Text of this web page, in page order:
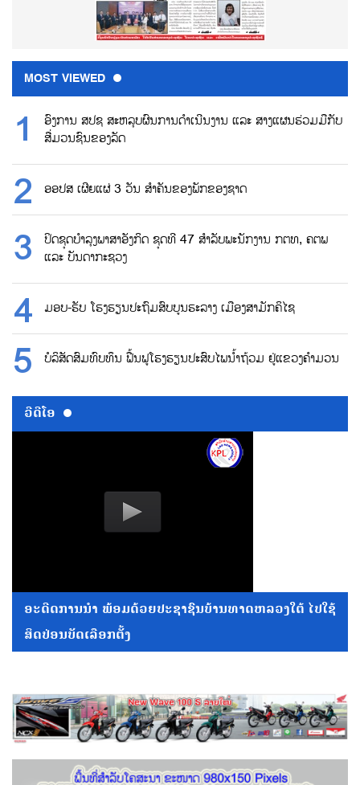
MOST VIEWED
ອົງການ ສປຊ ສະຫລຸບຜົນການດຳເນີນງານ ແລະ ສາງແຜນຮ່ວມມືກັບ
ສື່ມວນຊົນຂອງລັດ
ອອປສ ເຜີຍແຜ່ 3 ວັນ ສຳຄັນຂອງພັກຂອງຊາດ
ປິດຊຸດບຳລຸງພາສາອັງກິດ ຊຸດທີ 47 ສຳລັບພະນັກງານ ກຕທ, ຄຕພ
ແລະ ບັນດາກະຊວງ
ມອບ-ຮັບ ໂຮງຮຽນປະຖົມສົບບູນຮະລາງ ເມືອງສາມັກຄິໄຊ
ບໍລິສັດສົມທົບທຶນ ຟື້ນຟູໂຮງຮຽນປະສົບໄພນ້ຳຖ້ວມ ຢູ່ແຂວງຄຳມວນ
ວີດີໂອ
ອະດີດການນໍາ ພ້ອມດ້ວຍປະຊາຊົນບ້ານທາດຫລວງໃຕ້ ໄປໃຊ້
ສິດປ່ອນບັດເລືອກຕັ້ງ